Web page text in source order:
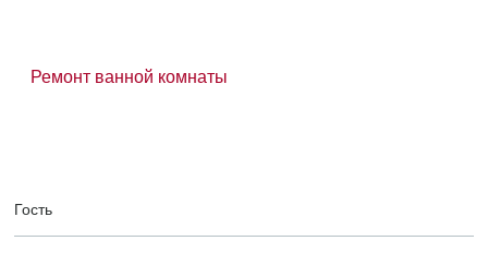
Ремонт ванной комнаты
Гость